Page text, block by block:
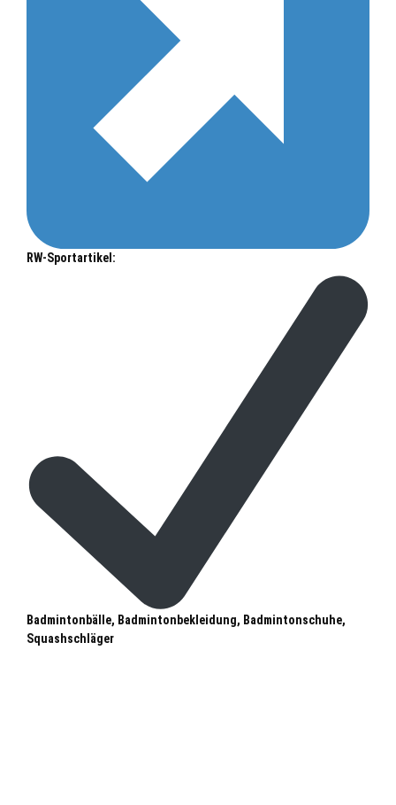
RW-Sportartikel:
Badmintonbälle, Badmintonbekleidung, Badmintonschuhe,
Squashschläger